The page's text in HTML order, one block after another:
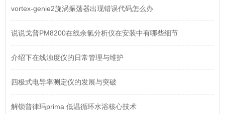
vortex-genie2旋涡振荡器出现错误代码怎么办
说说戈普PM8200在线余氯分析仪在安装中有哪些细节
介绍下在线浊度仪的日常管理与维护
四极式电导率测定仪的发展与突破
解锁普律玛prima 低温循环水浴核心技术